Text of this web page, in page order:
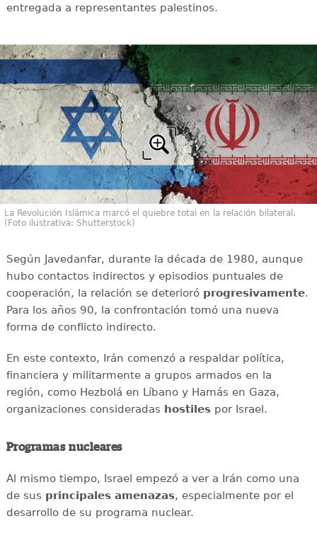
entregada a representantes palestinos.
La Revolución Islámica marcó el quiebre total en la relación bilateral.
(Foto ilustrativa: Shutterstock)
Según Javedanfar, durante la década de 1980, aunque
hubo contactos indirectos y episodios puntuales de
cooperación, la relación se deterioró progresivamente.
Para los años 90, la confrontación tomó una nueva
forma de conflicto indirecto.
En este contexto, Irán comenzó a respaldar política,
financiera y militarmente a grupos armados en la
región, como Hezbolá en Líbano y Hamás en Gaza,
organizaciones consideradas hostilespor Israel.
Programas nucleares
Al mismo tiempo, Israel empezó a ver a Irán como una
de sus principales amenazas, especialmente por el
desarrollo de su programa nuclear.